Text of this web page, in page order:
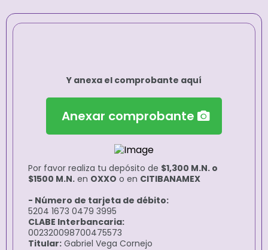
Y anexa el comprobante aquí
Anexar comprobante
Por favor realiza tu depósito de $1,300 M.N. o
$1500 M.N. en OXXO o en CITIBANAMEX
- Número de tarjeta de débito:
5204 1673 0479 3995
CLABE Interbancaria:
002320098700475573
Titular: Gabriel Vega Cornejo